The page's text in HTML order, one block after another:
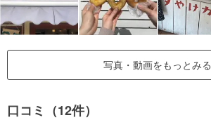
写真・動画をもっとみる
口コミ（12件）